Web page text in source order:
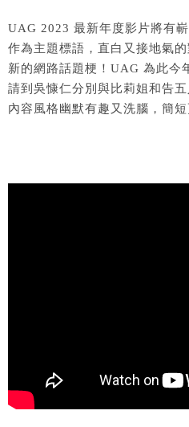
UAG 2023 最新年度影片將有
作為主題標語，直白又接地氣
新的網路話題梗！UAG 為此今
請到吳慷仁分別與比莉姐和告
內容風格幽默有趣又洗腦，簡短